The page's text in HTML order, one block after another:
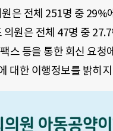
은 전체 251명 중 29%
원은 전체 47명 중
스 등을 통한 회신 요청
대한 이행정보를 밝히